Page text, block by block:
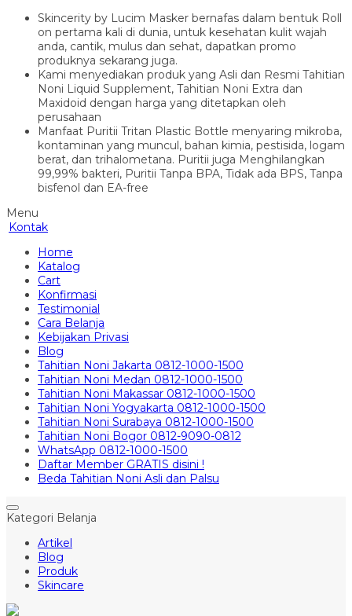
Skincerity by Lucim Masker bernafas dalam bentuk Roll
on pertama kali di dunia, untuk kesehatan kulit wajah
anda, cantik, mulus dan sehat, dapatkan promo
produknya sekarang juga.
Kami menyediakan produk yang Asli dan Resmi Tahitian
Noni Liquid Supplement, Tahitian Noni Extra dan
Maxidoid dengan harga yang ditetapkan oleh
perusahaan
Manfaat Puritii Tritan Plastic Bottle menyaring mikroba,
kontaminan yang muncul, bahan kimia, pestisida, logam
berat, dan trihalometana. Puritii juga Menghilangkan
99,99% bakteri, Puritii Tanpa BPA, Tidak ada BPS, Tanpa
bisfenol dan EA-free
Menu
Kontak
Home
Katalog
Cart
Konfirmasi
Testimonial
Cara Belanja
Kebijakan Privasi
Blog
Tahitian Noni Jakarta 0812-1000-1500
Tahitian Noni Medan 0812-1000-1500
Tahitian Noni Makassar 0812-1000-1500
Tahitian Noni Yogyakarta 0812-1000-1500
Tahitian Noni Surabaya 0812-1000-1500
Tahitian Noni Bogor 0812-9090-0812
WhatsApp 0812-1000-1500
Daftar Member GRATIS disini !
Beda Tahitian Noni Asli dan Palsu
Kategori Belanja
Artikel
Blog
Produk
Skincare